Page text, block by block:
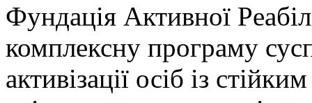
Фундація Aктивної
комплексну програму
активізації осіб із